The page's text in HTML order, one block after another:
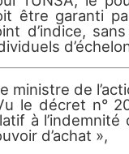
être garanti
d’indice,
ministre de
le décret n°
à
d’achat »,